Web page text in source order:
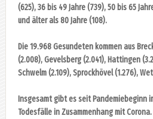
(625), 36 bis 49 Jahre (739), 50 bis 65
und älter als 80 Jahre (108).
Die 19.968 Gesundeten kommen aus
(2.008), Gevelsberg (2.041), Hattingen
Schwelm (2.109), Sprockhövel (1.276),
Insgesamt gibt es seit Pandemiebeginn
Todesfälle in Zusammenhang mit